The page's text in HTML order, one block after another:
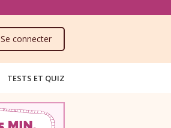
Se connecter
TESTS ET QUIZ